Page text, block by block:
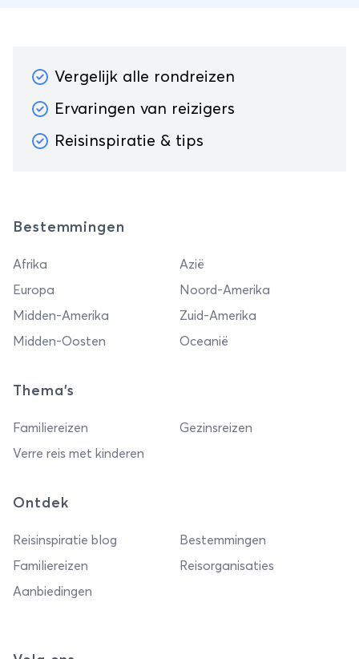
Vergelijk alle rondreizen
Ervaringen van reizigers
Reisinspiratie & tips
Bestemmingen
Afrika
Azië
Europa
Noord-Amerika
Midden-Amerika
Zuid-Amerika
Midden-Oosten
Oceanië
Thema's
Familiereizen
Gezinsreizen
Verre reis met kinderen
Ontdek
Reisinspiratie blog
Bestemmingen
Familiereizen
Reisorganisaties
Aanbiedingen